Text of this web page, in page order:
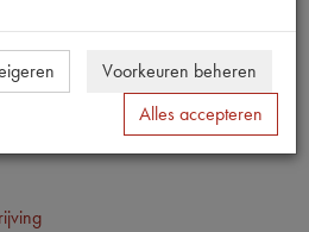
niet besteld worden
Voorkeuren beheren
Alles accepteren